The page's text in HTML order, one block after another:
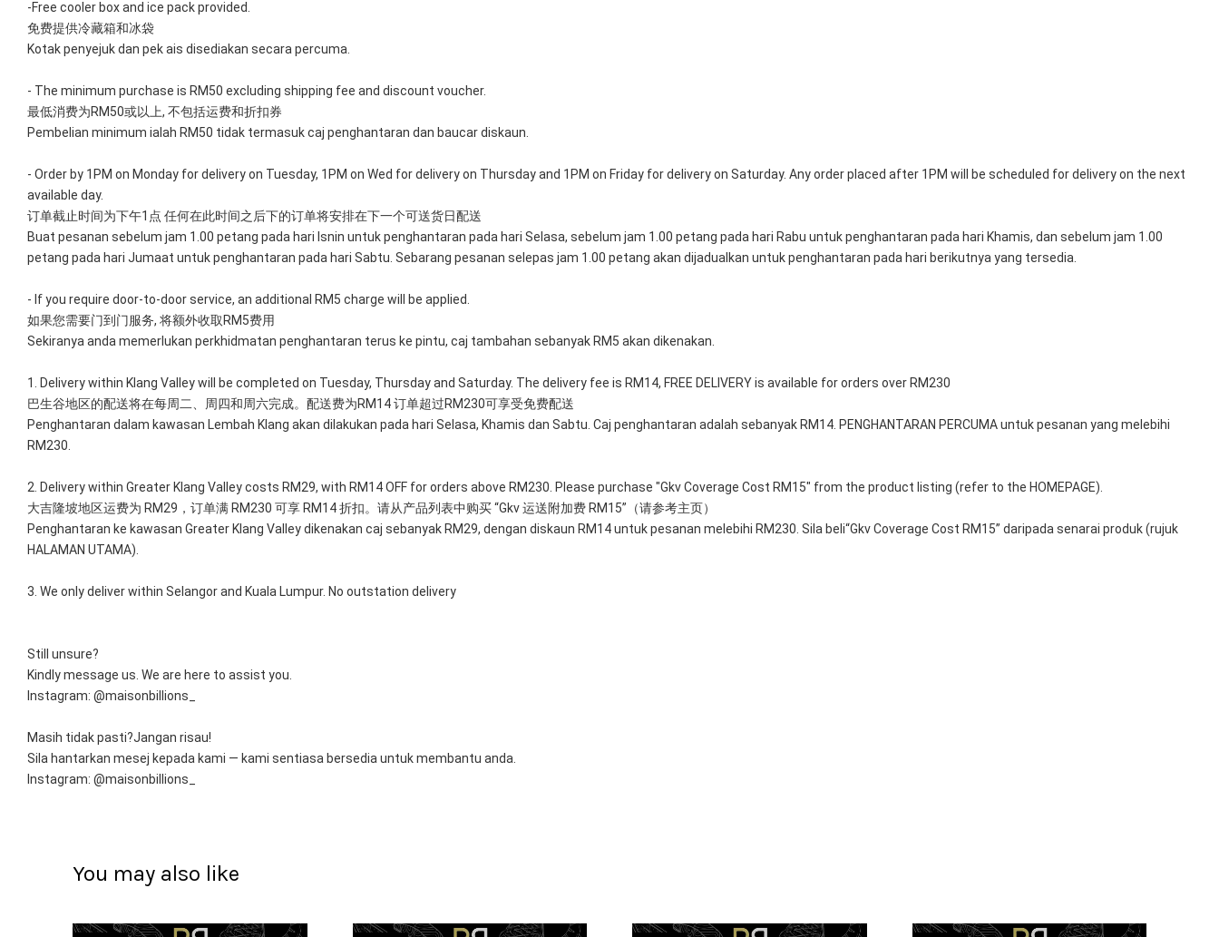
-Free cooler box and ice pack provided.
免费提供冷藏箱和冰袋
Kotak penyejuk dan pek ais disediakan secara percuma.
- The minimum purchase is RM50 excluding shipping fee and discount voucher.
最低消费为RM50或以上, 不包括运费和折扣券
Pembelian minimum ialah RM50 tidak termasuk caj penghantaran dan baucar diskaun.
- Order by 1PM on Monday for delivery on Tuesday, 1PM on Wed for delivery on Thursday and 1PM on Friday for delivery on Saturday. Any order placed after 1PM will be scheduled for delivery on the next
available day.
订单截止时间为下午1点 任何在此时间之后下的订单将安排在下一个可送货日配送
Buat pesanan sebelum jam 1.00 petang pada hari Isnin untuk penghantaran pada hari Selasa, sebelum jam 1.00 petang pada hari Rabu untuk penghantaran pada hari Khamis, dan sebelum jam 1.00
petang pada hari Jumaat untuk penghantaran pada hari Sabtu. Sebarang pesanan selepas jam 1.00 petang akan dijadualkan untuk penghantaran pada hari berikutnya yang tersedia.
- If you require door-to-door service, an additional RM5 charge will be applied.
如果您需要门到门服务, 将额外收取RM5费用
Sekiranya anda memerlukan perkhidmatan penghantaran terus ke pintu, caj tambahan sebanyak RM5 akan dikenakan.
1. Delivery within Klang Valley will be completed on Tuesday, Thursday and Saturday. The delivery fee is RM14, FREE DELIVERY is available for orders over RM230
巴生谷地区的配送将在每周二、周四和周六完成。配送费为RM14 订单超过RM230可享受免费配送
Penghantaran dalam kawasan Lembah Klang akan dilakukan pada hari Selasa, Khamis dan Sabtu. Caj penghantaran adalah sebanyak RM14. PENGHANTARAN PERCUMA untuk pesanan yang melebihi
RM230.
2. Delivery within Greater Klang Valley costs RM29, with RM14 OFF for orders above RM230. Please purchase "Gkv Coverage Cost RM15" from the product listing (refer to the HOMEPAGE).
大吉隆坡地区运费为 RM29，订单满 RM230 可享 RM14 折扣。请从产品列表中购买 “Gkv 运送附加费 RM15”（请参考主页）
Penghantaran ke kawasan Greater Klang Valley dikenakan caj sebanyak RM29, dengan diskaun RM14 untuk pesanan melebihi RM230. Sila beli“Gkv Coverage Cost RM15” daripada senarai produk (rujuk
HALAMAN UTAMA).
3. We only deliver within Selangor and Kuala Lumpur. No outstation delivery
Still unsure?
Kindly message us. We are here to assist you.
Instagram: @maisonbillions_
Masih tidak pasti?Jangan risau!
Sila hantarkan mesej kepada kami — kami sentiasa bersedia untuk membantu anda.
Instagram: @maisonbillions_
You may also like